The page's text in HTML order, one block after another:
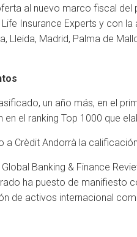
al nuevo marco fiscal del
Insurance Experts y con
Lleida, Madrid, Palma de
un año más, en el
el ranking Top 1000 que
a Crèdit Andorrà la
Banking & Finance
ha puesto de manifiesto
de activos internacional